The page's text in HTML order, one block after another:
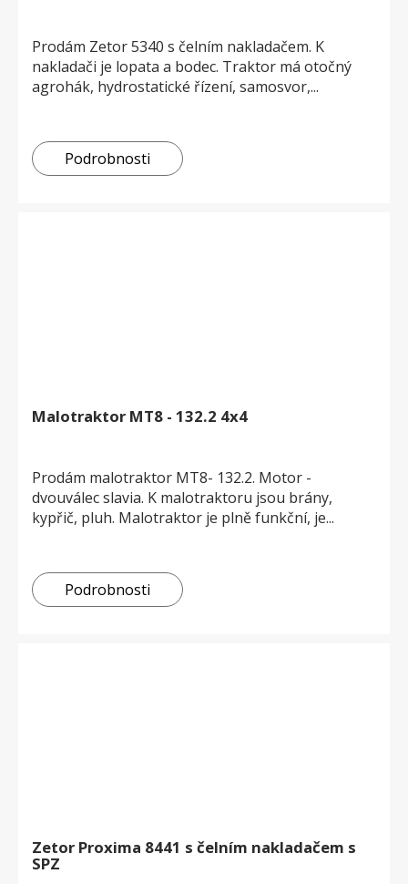
Prodám Zetor 5340 s čelním nakladačem. K
nakladači je lopata a bodec. Traktor má otočný
agrohák, hydrostatické řízení, samosvor,...
Podrobnosti
Malotraktor MT8 - 132.2 4x4
Prodám malotraktor MT8- 132.2. Motor -
dvouválec slavia. K malotraktoru jsou brány,
kypřič, pluh. Malotraktor je plně funkční, je...
Podrobnosti
Zetor Proxima 8441 s čelním nakladačem s
SPZ